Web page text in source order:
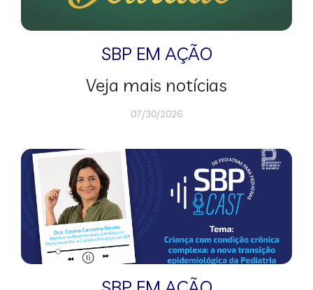
SBP EM AÇÃO
Veja mais notícias
07/30/2026